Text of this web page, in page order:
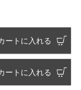
ートに入れる
ートに入れる